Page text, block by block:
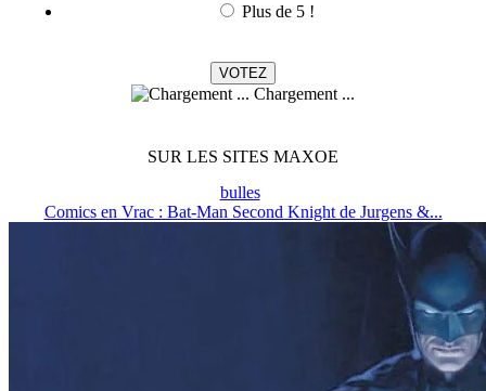
Plus de 5 !
Chargement ...
SUR LES SITES MAXOE
bulles
Comics en Vrac : Bat-Man Second Knight de Jurgens &...